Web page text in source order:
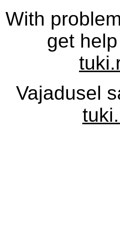
With
get
Vajadusel